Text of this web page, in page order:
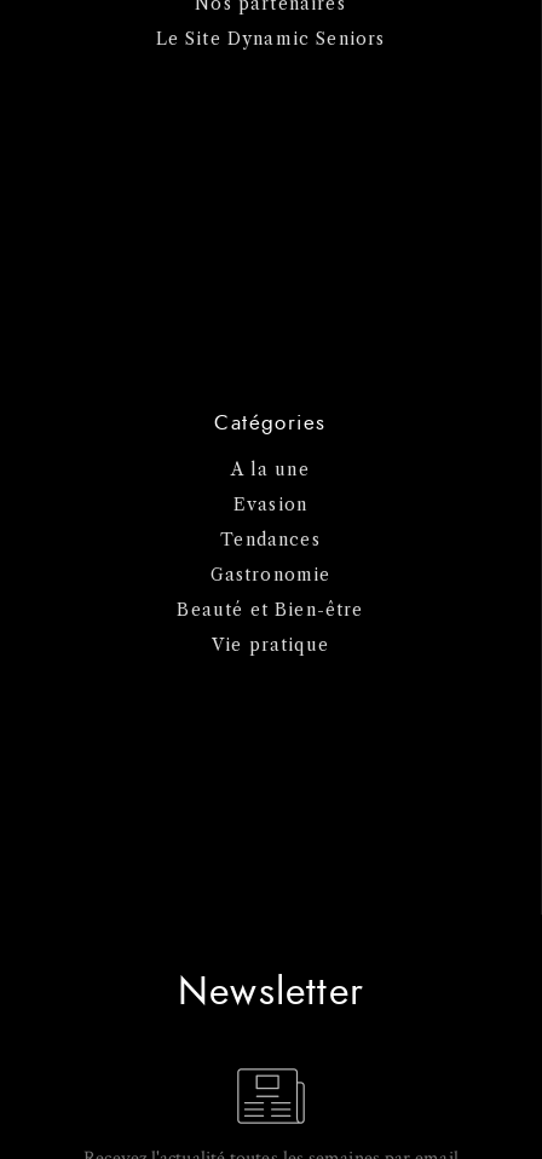
Le Site Dynamic Seniors
Catégories
A la une
Evasion
Tendances
Gastronomie
Beauté et Bien-être
Vie pratique
Newsletter